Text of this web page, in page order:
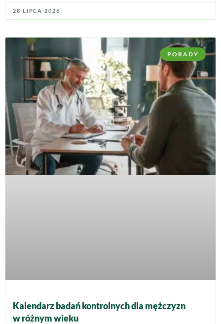
28 LIPCA 2026
PORADY
Kalendarz badań kontrolnych dla mężczyzn
w różnym wieku